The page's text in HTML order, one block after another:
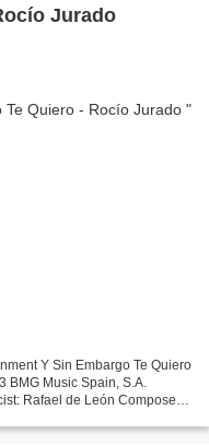
Jurado
Y Sin Embargo Te Quiero
BMG Music Spain, S.A.
Rafael de León Composer,